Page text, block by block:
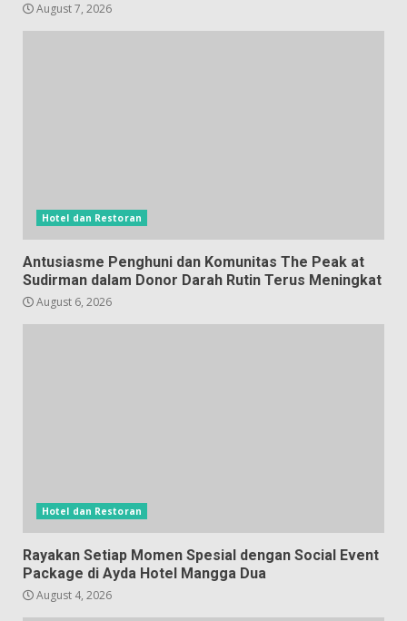
August 7, 2026
Hotel dan Restoran
Antusiasme Penghuni dan Komunitas The Peak at
Sudirman dalam Donor Darah Rutin Terus Meningkat
August 6, 2026
Hotel dan Restoran
Rayakan Setiap Momen Spesial dengan Social Event
Package di Ayda Hotel Mangga Dua
August 4, 2026